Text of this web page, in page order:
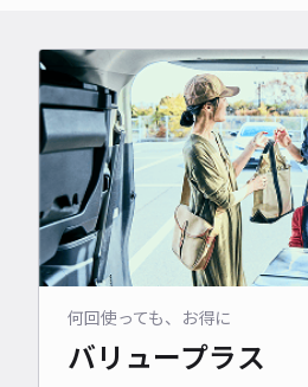
何回使っても、お得に
バリュープラス